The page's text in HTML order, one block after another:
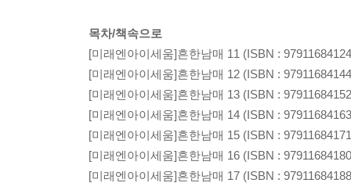
목차/책속으로
[미래엔아이세움]흔한남매 11 (ISBN :
[미래엔아이세움]흔한남매 12 (ISBN :
[미래엔아이세움]흔한남매 13 (ISBN :
[미래엔아이세움]흔한남매 14 (ISBN :
[미래엔아이세움]흔한남매 15 (ISBN :
[미래엔아이세움]흔한남매 16 (ISBN :
[미래엔아이세움]흔한남매 17 (ISBN :